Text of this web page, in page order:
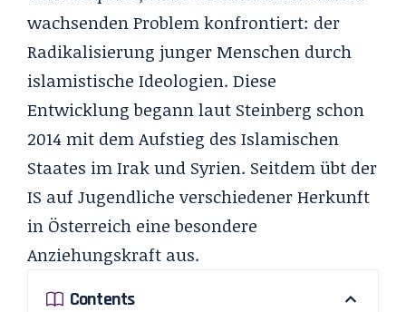
wachsenden Problem konfrontiert: der
Radikalisierung junger Menschen durch
islamistische Ideologien. Diese
Entwicklung begann laut Steinberg schon
2014 mit dem Aufstieg des Islamischen
Staates im Irak und Syrien. Seitdem übt der
IS auf Jugendliche verschiedener Herkunft
in Österreich eine besondere
Anziehungskraft aus.
Contents